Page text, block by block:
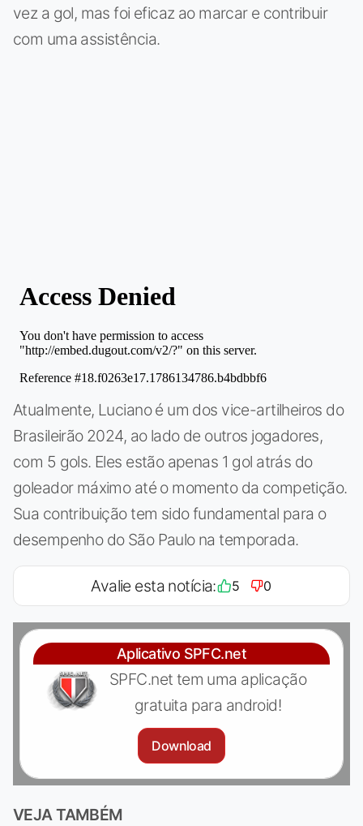
vez a gol, mas foi eficaz ao marcar e contribuir
com uma assistência.
Atualmente, Luciano é um dos vice-artilheiros do
Brasileirão 2024, ao lado de outros jogadores,
com 5 gols. Eles estão apenas 1 gol atrás do
goleador máximo até o momento da competição.
Sua contribuição tem sido fundamental para o
desempenho do São Paulo na temporada.
Avalie esta notícia: 5 0
Aplicativo SPFC.net
SPFC.net tem uma aplicação
gratuita para android!
Download
VEJA TAMBÉM